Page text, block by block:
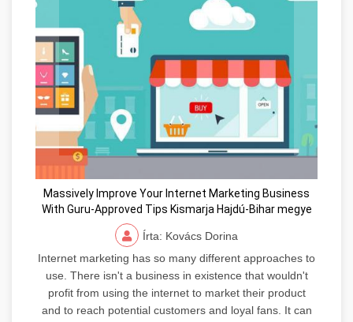
Massively Improve Your Internet Marketing Business
With Guru-Approved Tips Kismarja Hajdú-Bihar megye
Írta: Kovács Dorina
Internet marketing has so many different approaches to
use. There isn't a business in existence that wouldn't
profit from using the internet to market their product
and to reach potential customers and loyal fans. It can